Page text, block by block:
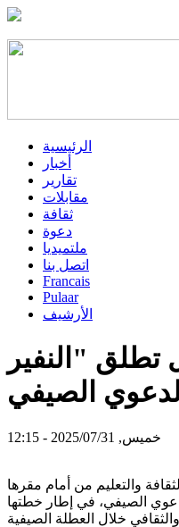
الرئيسية
أخبار
تقارير
مقابلات
ثقافة
دعوة
ملتميديا
اتصل بنا
Francais
Pulaar
الأرشيف
تطلق "النفير
خميس, 2025/07/31 - 12:15
والتعليم من أمام مقرها
الصيفي، في إطار خطتها